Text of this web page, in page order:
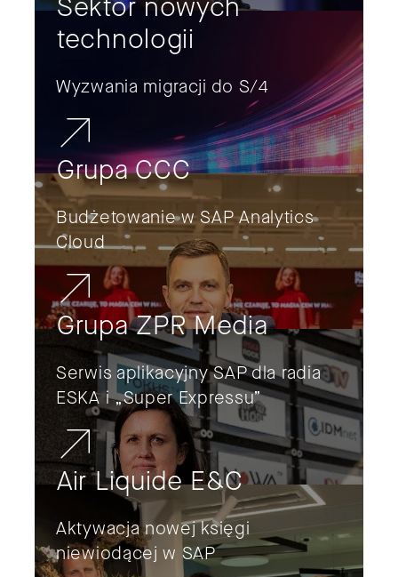
technologii
Wyzwania migracji do S/4
Grupa CCC
Budżetowanie w SAP Analytics
Cloud
Grupa ZPR Media
Serwis aplikacyjny SAP dla radia
ESKA i „Super Expressu”
Air Liquide E&C
Aktywacja nowej księgi
niewiodącej w SAP